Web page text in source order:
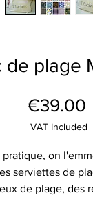
de plage
€39.00
VAT Included
pratique, on
serviettes de
de plage, des